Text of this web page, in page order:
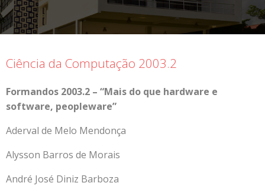
Ciência da Computação 2003.2
Formandos 2003.2 – “Mais do que hardware e
software, peopleware”
Aderval de Melo Mendonça
Alysson Barros de Morais
André José Diniz Barboza